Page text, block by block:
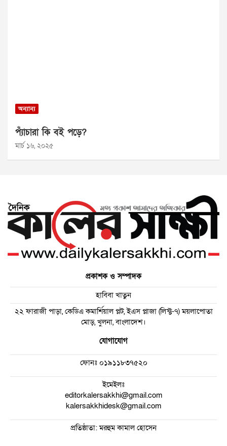
অন্যান্য
প্যাঁচারা কি বই পড়ে?
মার্চ ১৬, ২০২৫
প্রকাশক ও সম্পাদক
হাবিবা খাতুন
২২ ফারাজী পাড়া, কেডিএ কমার্শিয়াল প্লট, ইএস প্লাজা (লিফ্ট-৭) ময়লাপোতা
মোড়, খুলনা, বাংলাদেশ।
যোগাযোগ
ফোনঃ০১৯১১৮৩৭৫২০
ইমেইলঃ
editorkalersakkhi@gmail.com
kalersakkhidesk@gmail.com
প্রতিষ্ঠাতা: মরহুম কামাল হোসেন